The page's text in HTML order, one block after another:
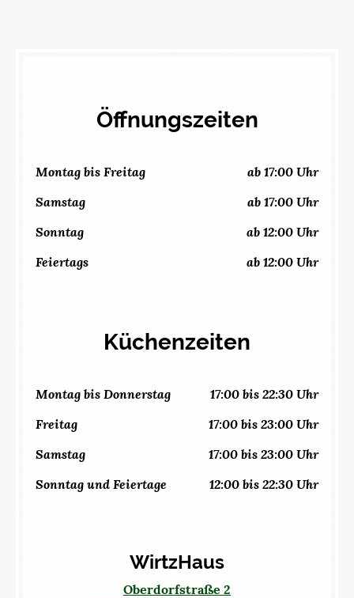
Öffnungszeiten
Montag bis Freitag ab 17:00 Uhr
Samstag ab 17:00 Uhr
Sonntag ab 12:00 Uhr
Feiertags ab 12:00 Uhr
Küchenzeiten
Montag bis Donnerstag 17:00 bis 22:30 Uhr
Freitag 17:00 bis 23:00 Uhr
Samstag 17:00 bis 23:00 Uhr
Sonntag und Feiertage 12:00 bis 22:30 Uhr
WirtzHaus
Oberdorfstraße 2